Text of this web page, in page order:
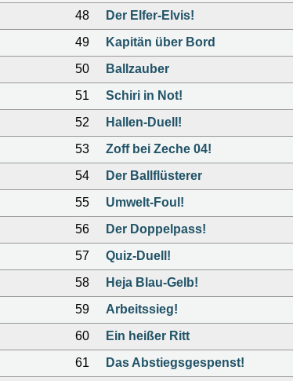
48 Der Elfer-Elvis!
49 Kapitän über Bord
50 Ballzauber
51 Schiri in Not!
52 Hallen-Duell!
53 Zoff bei Zeche 04!
54 Der Ballflüsterer
55 Umwelt-Foul!
56 Der Doppelpass!
57 Quiz-Duell!
58 Heja Blau-Gelb!
59 Arbeitssieg!
60 Ein heißer Ritt
61 Das Abstiegsgespenst!